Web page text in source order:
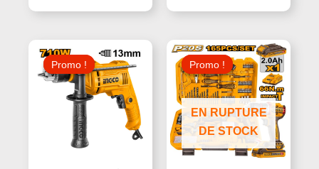
Promo !
Promo !
Prix
Initial
Était :
Le
85,000 د.ت.
Promo !
EN RUPTURE
DE STOCK
Promo !
Le
Prix
Initial
Était :
Le